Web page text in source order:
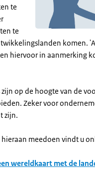
te
te
komen.
hiervoor in aanmerking
op de hoogte van de
Zeker voor
zijn.
meedoen vindt u
wereldkaart met de